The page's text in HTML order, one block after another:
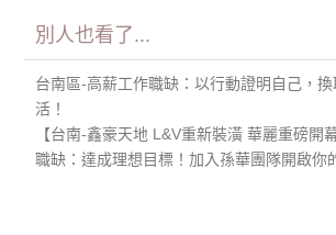
別人也看了...
台南區-高薪工作職缺：以行動證明自己，
活！
【台南-鑫豪天地 L&V重新裝潢 華麗重磅開
職缺：達成理想目標！加入孫華團隊開啟你